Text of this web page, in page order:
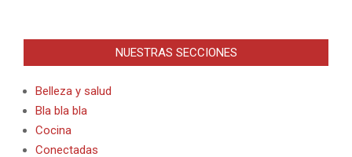
NUESTRAS SECCIONES
Belleza y salud
Bla bla bla
Cocina
Conectadas